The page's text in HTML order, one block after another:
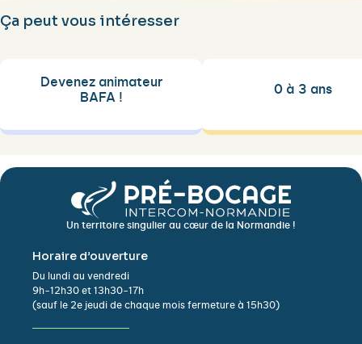
Ça peut vous intéresser
Devenez animateur
BAFA !
0 à 3 ans
Un territoire singulier au cœur de la Normandie !
Horaire d’ouverture
Du lundi au vendredi
9h-12h30 et 13h30-17h
(sauf le 2e jeudi de chaque mois fermeture à 15h30)